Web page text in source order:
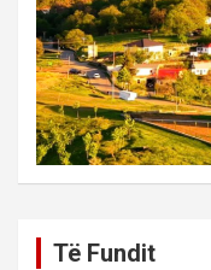
Të Fundit